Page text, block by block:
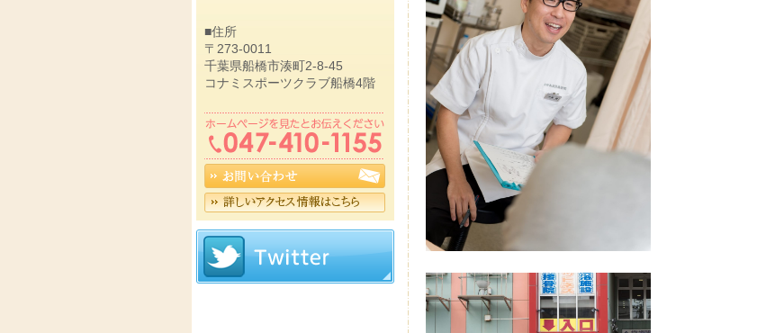
■住所
〒273-0011
千葉県船橋市湊町2-8-45
コナミスポーツクラブ船橋4階